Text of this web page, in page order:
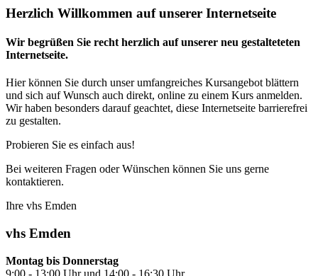
Herzlich Willkommen auf unserer Internetseite
Wir begrüßen Sie recht herzlich auf unserer neu gestalteteten
Internetseite.
Hier können Sie durch unser umfangreiches Kursangebot blättern
und sich auf Wunsch auch direkt, online zu einem Kurs anmelden.
Wir haben besonders darauf geachtet, diese Internetseite barrierefrei
zu gestalten.
Probieren Sie es einfach aus!
Bei weiteren Fragen oder Wünschen können Sie uns gerne
kontaktieren.
Ihre vhs Emden
vhs Emden
Montag bis Donnerstag
9:00 - 13:00 Uhr und 14:00 - 16:30 Uhr